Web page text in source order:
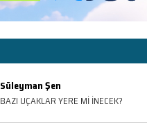
Süleyman Şen
BAZI UÇAKLAR YERE Mİ İNECEK?